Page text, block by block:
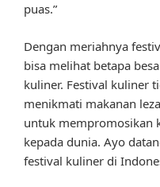
puas.”
Dengan meriahnya
bisa melihat betapa
kuliner. Festival kuliner
menikmati makanan
untuk mempromosikan
kepada dunia. Ayo
festival kuliner di